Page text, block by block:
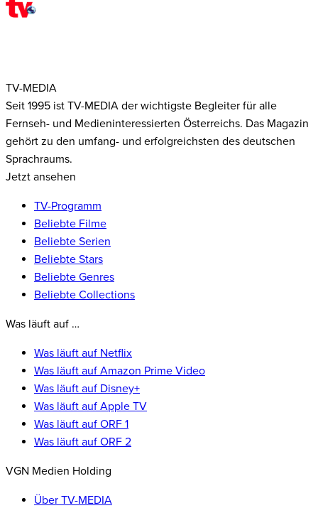
TV-MEDIA
Seit 1995 ist TV-MEDIA der wichtigste Begleiter für alle
Fernseh- und Medieninteressierten Österreichs. Das Magazin
gehört zu den umfang- und erfolgreichsten des deutschen
Sprachraums.
Jetzt ansehen
TV-Programm
Beliebte Filme
Beliebte Serien
Beliebte Stars
Beliebte Genres
Beliebte Collections
Was läuft auf …
Was läuft auf Netflix
Was läuft auf Amazon Prime Video
Was läuft auf Disney+
Was läuft auf Apple TV
Was läuft auf ORF 1
Was läuft auf ORF 2
VGN Medien Holding
Über TV-MEDIA